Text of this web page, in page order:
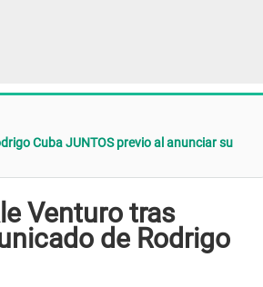
Cuba JUNTOS previo al anunciar su
Venturo tras
de Rodrigo